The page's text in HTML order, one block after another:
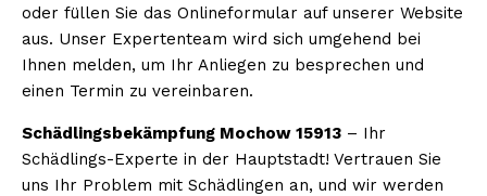
oder füllen Sie das Onlineformular auf unserer Website
aus. Unser Expertenteam wird sich umgehend bei
Ihnen melden, um Ihr Anliegen zu besprechen und
einen Termin zu vereinbaren.
Schädlingsbekämpfung Mochow 15913 – Ihr
Schädlings-Experte in der Hauptstadt! Vertrauen Sie
uns Ihr Problem mit Schädlingen an, und wir werden